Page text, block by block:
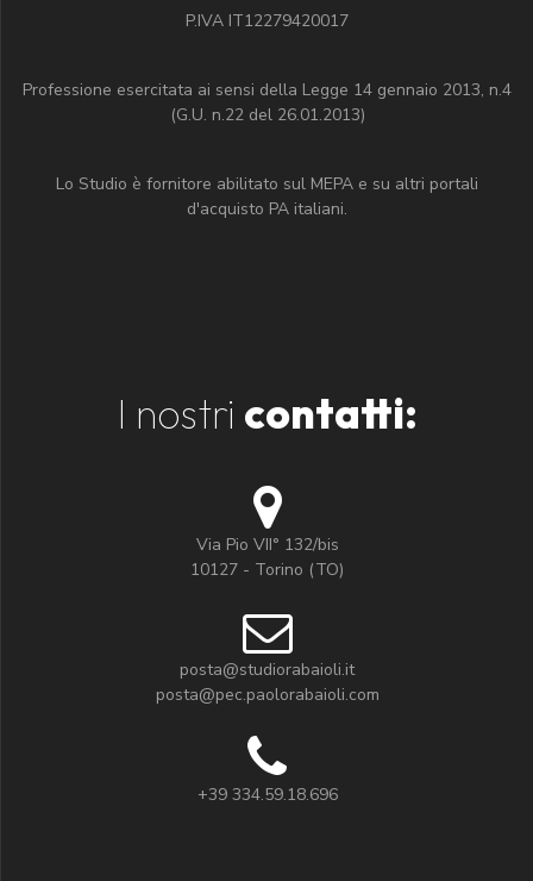
P.IVA IT12279420017
Professione esercitata ai sensi della Legge 14 gennaio 2013, n.4
(G.U. n.22 del 26.01.2013)
Lo Studio è fornitore abilitato sul MEPA e su altri portali
d'acquisto PA italiani.
I nostri contatti:
Via Pio VII° 132/bis
10127 - Torino (TO)
posta@studiorabaioli.it
posta@pec.paolorabaioli.com
+39 334.59.18.696